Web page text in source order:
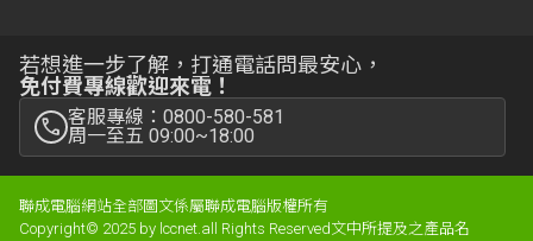
若想進一步了解，打通電話問最安心，
免付費專線歡迎來電！
客服專線：0800-580-581
周一至五 09:00~18:00
聯成電腦網站全部圖文係屬聯成電腦版權所有
Copyright© 2025 by lccnet.all Rights Reserved文中所提及之產品名